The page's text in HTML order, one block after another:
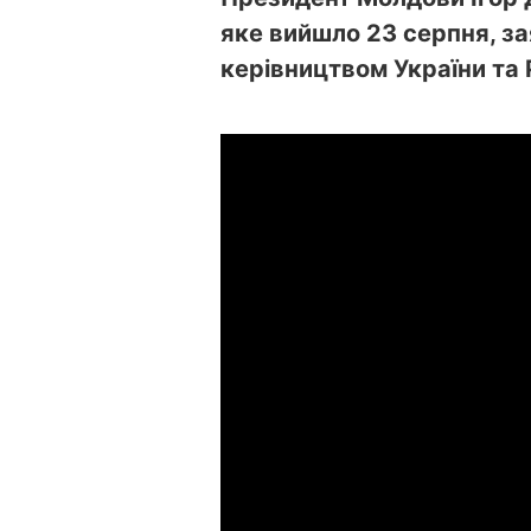
яке вийшло 23 серпня,
керівництвом України та